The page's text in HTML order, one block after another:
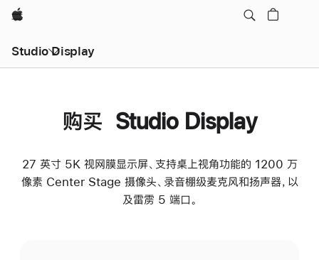
Apple
Studio Display
购买 Studio Display
27 英寸 5K 视网膜显示屏、支持桌上视角功能的 1200 万
像素 Center Stage 摄像头、录音棚级麦克风和扬声器，以
及雷雳 5 端口。